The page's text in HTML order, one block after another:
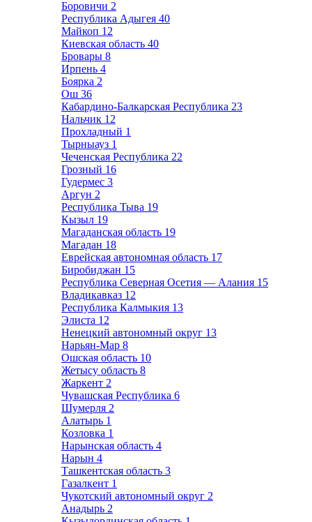
Боровичи 2
Республика Адыгея 40
Майкоп 12
Киевская область 40
Бровары 8
Ирпень 4
Боярка 2
Ош 36
Кабардино-Балкарская Республика 23
Нальчик 12
Прохладный 1
Тырныауз 1
Чеченская Республика 22
Грозный 16
Гудермес 3
Аргун 2
Республика Тыва 19
Кызыл 19
Магаданская область 19
Магадан 18
Еврейская автономная область 17
Биробиджан 15
Республика Северная Осетия — Алания 15
Владикавказ 12
Республика Калмыкия 13
Элиста 12
Ненецкий автономный округ 13
Нарьян-Мар 8
Ошская область 10
Жетысу область 8
Жаркент 2
Чувашская Республика 6
Шумерля 2
Алатырь 1
Козловка 1
Нарынская область 4
Нарын 4
Ташкентская область 3
Газалкент 1
Чукотский автономный округ 2
Анадырь 2